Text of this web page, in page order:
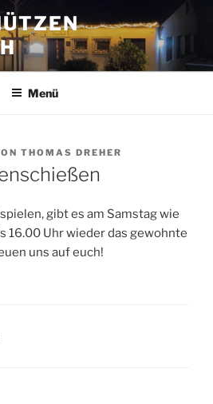
Menü
THOMAS DREHER
gibt es am Samstag wie
16.00 Uhr wieder das gewohnte
uns auf euch!